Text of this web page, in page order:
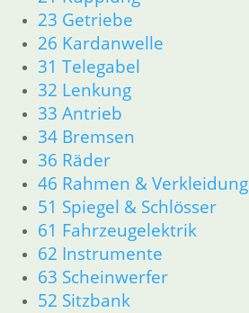
23 Getriebe
26 Kardanwelle
31 Telegabel
32 Lenkung
33 Antrieb
34 Bremsen
36 Räder
46 Rahmen & Verkleidung
51 Spiegel & Schlösser
61 Fahrzeugelektrik
62 Instrumente
63 Scheinwerfer
52 Sitzbank